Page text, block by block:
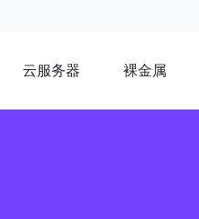
云服务器 裸金属